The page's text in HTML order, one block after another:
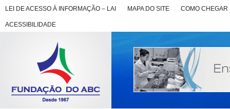
LEI DE ACESSO À INFORMAÇÃO – LAI MAPA DO SITE COMO CHEGAR
ACESSIBILIDADE